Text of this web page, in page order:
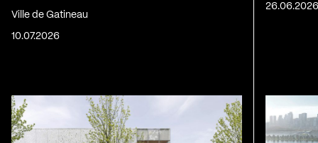
Ville de Gatineau
10.07.2026